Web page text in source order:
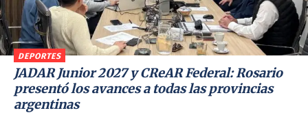
DEPORTES
JADAR Junior 2027 y CReAR Federal: Rosario
presentó los avances a todas las provincias
argentinas